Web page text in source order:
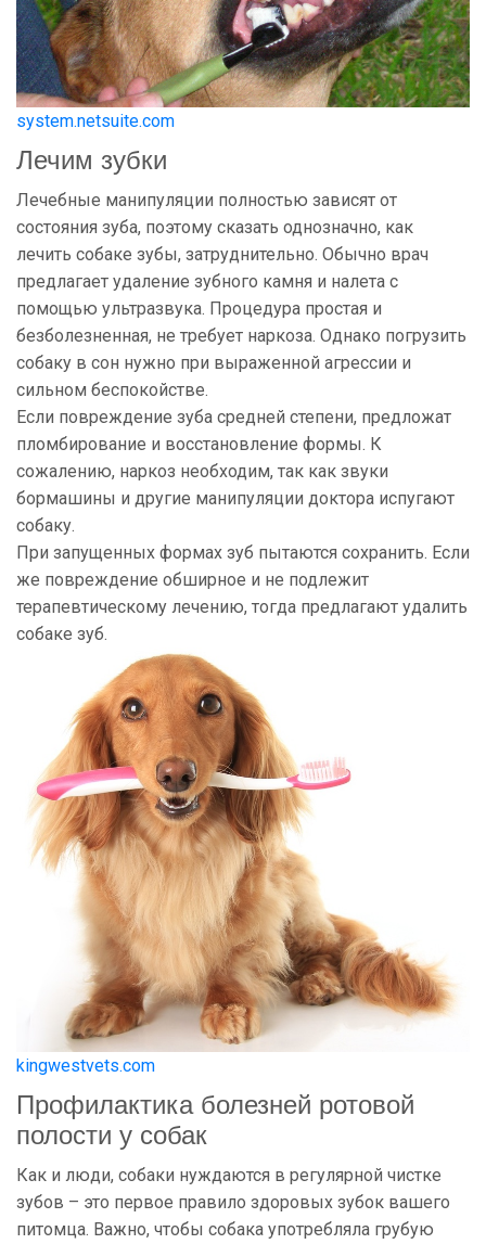
system.netsuite.com
Лечим зубки
Лечебные манипуляции полностью зависят от
состояния зуба, поэтому сказать однозначно, как
лечить собаке зубы, затруднительно. Обычно врач
предлагает удаление зубного камня и налета с
помощью ультразвука. Процедура простая и
безболезненная, не требует наркоза. Однако погрузить
собаку в сон нужно при выраженной агрессии и
сильном беспокойстве.
Если повреждение зуба средней степени, предложат
пломбирование и восстановление формы. К
сожалению, наркоз необходим, так как звуки
бормашины и другие манипуляции доктора испугают
собаку.
При запущенных формах зуб пытаются сохранить. Если
же повреждение обширное и не подлежит
терапевтическому лечению, тогда предлагают удалить
собаке зуб.
kingwestvets.com
Профилактика болезней ротовой
полости у собак
Как и люди, собаки нуждаются в регулярной чистке
зубов – это первое правило здоровых зубок вашего
питомца. Важно, чтобы собака употребляла грубую